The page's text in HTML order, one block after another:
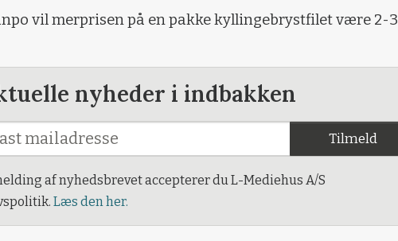
vil merprisen på en pakke kyllingebrystfilet være 2-3
nyheder i indbakken
Tilmeld
af nyhedsbrevet accepterer du L-Mediehus A/S
Læs den her.